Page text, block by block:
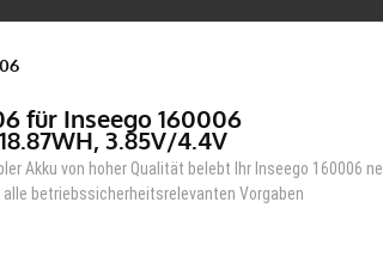
für Inseego 160006
3.85V/4.4V
Akku von hoher Qualität belebt Ihr Inseego 160006
alle betriebssicherheitsrelevanten Vorgaben